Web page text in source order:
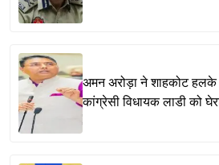
अमन अरोड़ा ने शाहकोट हलके
कांग्रेसी विधायक लाडी को